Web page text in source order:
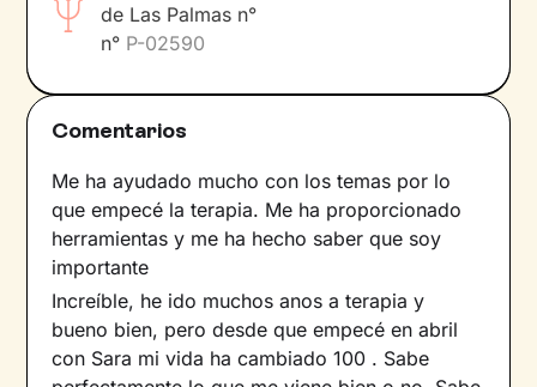
de Las Palmas n°
n° P-02590
Comentarios
Me ha ayudado mucho con los temas por lo
que empecé la terapia. Me ha proporcionado
herramientas y me ha hecho saber que soy
importante
Increíble, he ido muchos anos a terapia y
bueno bien, pero desde que empecé en abril
con Sara mi vida ha cambiado 100 . Sabe